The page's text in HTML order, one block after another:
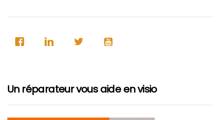
Un réparateur vous aide en visio